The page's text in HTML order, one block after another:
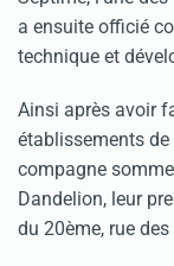
a ensuite officié
technique et
Ainsi après avoir
établissements
compagne
Dandelion, leur
du 20ème, rue